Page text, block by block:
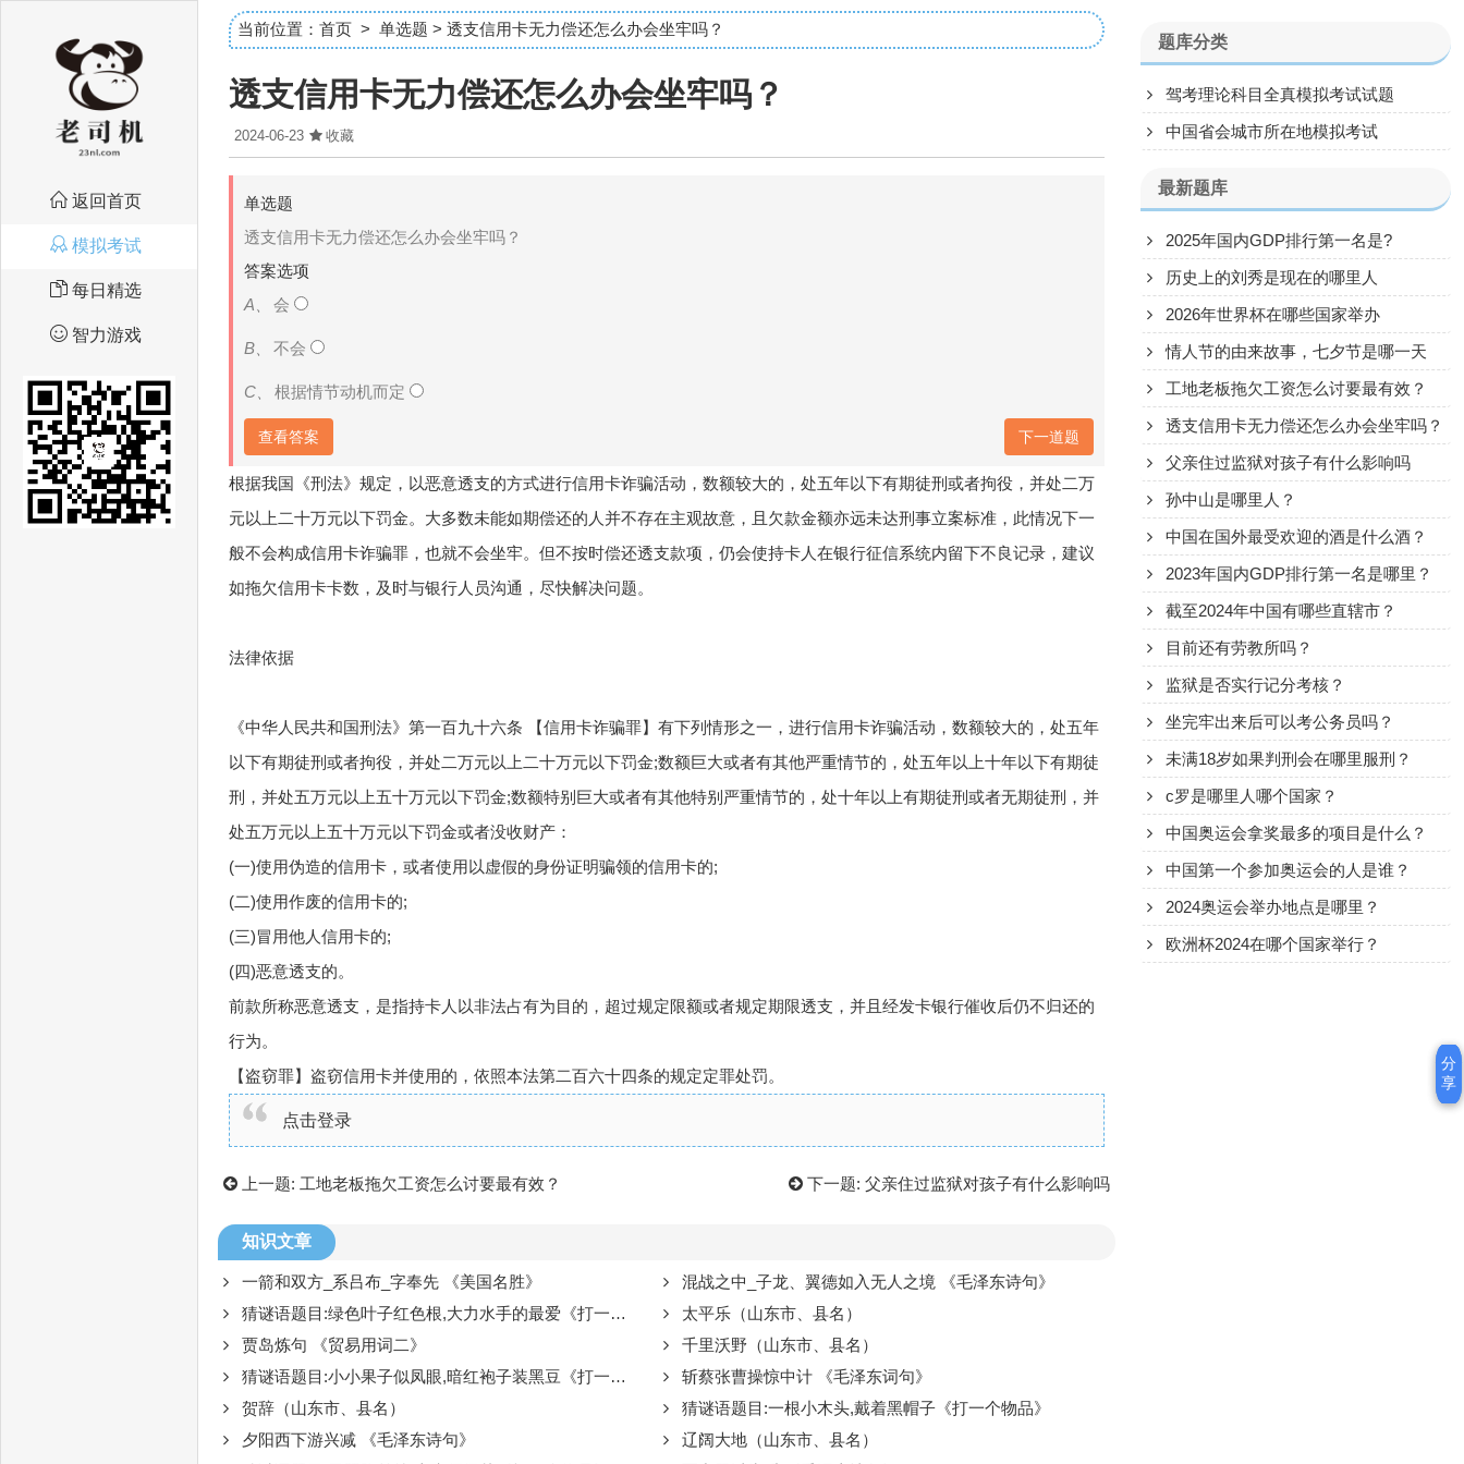
返回首页
模拟考试
每日精选
智力游戏
当前位置： 首页 > 单选题 > 透支信用卡无力偿还怎么办会坐牢吗？
透支信用卡无力偿还怎么办会坐牢吗？
2024-06-23 收藏
单选题
透支信用卡无力偿还怎么办会坐牢吗？
答案选项
A、
会
B、 不会
C、 根据情节动机而定
查看答案 下一道题
根据我国《刑法》规定，以恶意透支的方式进行信用卡诈骗活动，数额较大的，处五年以下有期徒刑或者拘役，并处二万
元以上二十万元以下罚金。大多数未能如期偿还的人并不存在主观故意，且欠款金额亦远未达刑事立案标准，此情况下一
般不会构成信用卡诈骗罪，也就不会坐牢。但不按时偿还透支款项，仍会使持卡人在银行征信系统内留下不良记录，建议
如拖欠信用卡卡数，及时与银行人员沟通，尽快解决问题。
法律依据
《中华人民共和国刑法》第一百九十六条 【信用卡诈骗罪】有下列情形之一，进行信用卡诈骗活动，数额较大的，处五年
以下有期徒刑或者拘役，并处二万元以上二十万元以下罚金;数额巨大或者有其他严重情节的，处五年以上十年以下有期徒
刑，并处五万元以上五十万元以下罚金;数额特别巨大或者有其他特别严重情节的，处十年以上有期徒刑或者无期徒刑，并
处五万元以上五十万元以下罚金或者没收财产：
(一)使用伪造的信用卡，或者使用以虚假的身份证明骗领的信用卡的;
(二)使用作废的信用卡的;
(三)冒用他人信用卡的;
(四)恶意透支的。
前款所称恶意透支，是指持卡人以非法占有为目的，超过规定限额或者规定期限透支，并且经发卡银行催收后仍不归还的
行为。
【盗窃罪】盗窃信用卡并使用的，依照本法第二百六十四条的规定定罪处罚。
点击登录
上一题: 工地老板拖欠工资怎么讨要最有效？ 下一题: 父亲住过监狱对孩子有什么影响吗
知识文章
一箭和双方_系吕布_字奉先 《美国名胜》
混战之中_子龙、翼德如入无人之境 《毛泽东诗句》
猜谜语题目:绿色叶子红色根,大力水手的最爱《打一个植物》
太平乐（山东市、县名）
贾岛炼句 《贸易用词二》
千里沃野（山东市、县名）
猜谜语题目:小小果子似凤眼,暗红袍子装黑豆《打一个植物》
斩蔡张曹操惊中计 《毛泽东词句》
贺辞（山东市、县名）
猜谜语题目:一根小木头,戴着黑帽子《打一个物品》
夕阳西下游兴减 《毛泽东诗句》
辽阔大地（山东市、县名）
题库分类
驾考理论科目全真模拟考试试题
中国省会城市所在地模拟考试
最新题库
2025年国内GDP排行第一名是?
历史上的刘秀是现在的哪里人
2026年世界杯在哪些国家举办
情人节的由来故事，七夕节是哪一天
工地老板拖欠工资怎么讨要最有效？
透支信用卡无力偿还怎么办会坐牢吗？
父亲住过监狱对孩子有什么影响吗
孙中山是哪里人？
中国在国外最受欢迎的酒是什么酒？
2023年国内GDP排行第一名是哪里？
截至2024年中国有哪些直辖市？
目前还有劳教所吗？
监狱是否实行记分考核？
坐完牢出来后可以考公务员吗？
未满18岁如果判刑会在哪里服刑？
c罗是哪里人哪个国家？
中国奥运会拿奖最多的项目是什么？
中国第一个参加奥运会的人是谁？
2024奥运会举办地点是哪里？
欧洲杯2024在哪个国家举行？
分
享
分
享